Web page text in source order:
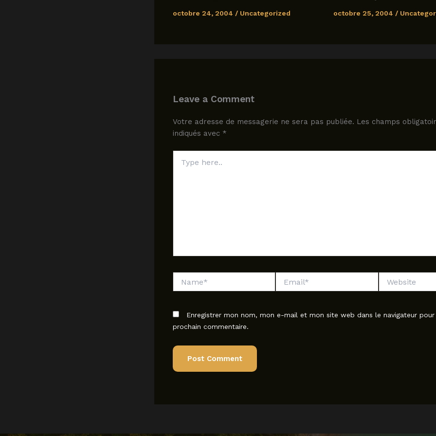
octobre 24, 2004 / Uncategorized octobre 25, 2004 /
Leave a Comment
Votre adresse de messagerie ne sera pas publiée. Les champs
indiqués avec *
here..
Enregistrer mon nom, mon e-mail et mon site web dans le navigateur pour
prochain commentaire.